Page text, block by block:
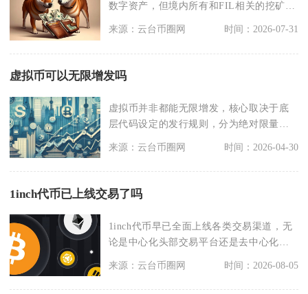
数字资产，但境内所有和FIL相关的挖矿、
币币兑换、
来源：云台币圈网 时间：2026-07-31
虚拟币可以无限增发吗
虚拟币并非都能无限增发，核心取决于底
层代码设定的发行规则，分为绝对限量、
来源：云台币圈网 时间：2026-04-30
1inch代币已上线交易了吗
1inch代币早已全面上线各类交易渠道，无
论是中心化头部交易平台还是去中心化链
来源：云台币圈网 时间：2026-08-05